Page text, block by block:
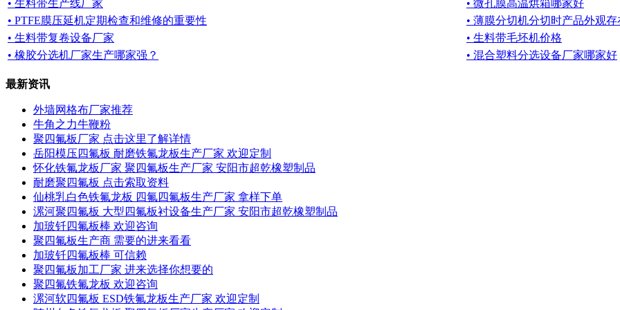
• 生料带生产线厂家
• 微孔膜高温烘箱哪家好
• PTFE膜压延机定期检查和维修的重要性
• 薄膜分切机分切时产品外观
• 生料带复卷设备厂家
• 生料带毛坯机价格
• 橡胶分选机厂家生产哪家强？
• 混合塑料分选设备厂家哪家好
最新资讯
外墙网格布厂家推荐
牛角之力牛鞭粉
聚四氟板厂家 点击这里了解详情
岳阳模压四氟板 耐磨铁氟龙板生产厂家 欢迎定制
怀化铁氟龙板厂家 聚四氟板生产厂家 安阳市超乾橡塑制品
耐磨聚四氟板 点击索取资料
仙桃乳白色铁氟龙板 四氟四氟板生产厂家 拿样下单
漯河聚四氟板 大型四氟板衬设备生产厂家 安阳市超乾橡塑制品
加玻钎四氟板棒 欢迎咨询
聚四氟板生产商 需要的进来看看
加玻钎四氟板棒 可信赖
聚四氟板加工厂家 进来选择你想要的
聚四氟铁氟龙板 欢迎咨询
漯河软四氟板 ESD铁氟龙板生产厂家 欢迎定制